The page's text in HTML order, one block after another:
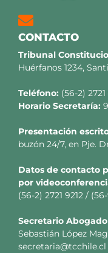
CONTACTO
Tribunal
Huérfanos 1234,
Teléfono: (56-2)
Horario Secretaría:
Presentación
buzón 24/7, en Pje.
Datos de contacto
por
(56-2) 2721 9212 /
Secretario Abogado
Sebastián López
secretaria@tcchile.cl